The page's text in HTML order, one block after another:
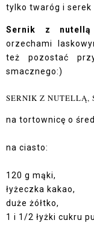
tylko twaróg i serek
Sernik z
orzechami
też pozostać
smacznego:)
SERNIK Z NUTELLĄ,
na tortownicę o
na ciasto:
120 g mąki,
łyżeczka kakao,
duże żółtko,
1 i 1/2 łyżki cukru